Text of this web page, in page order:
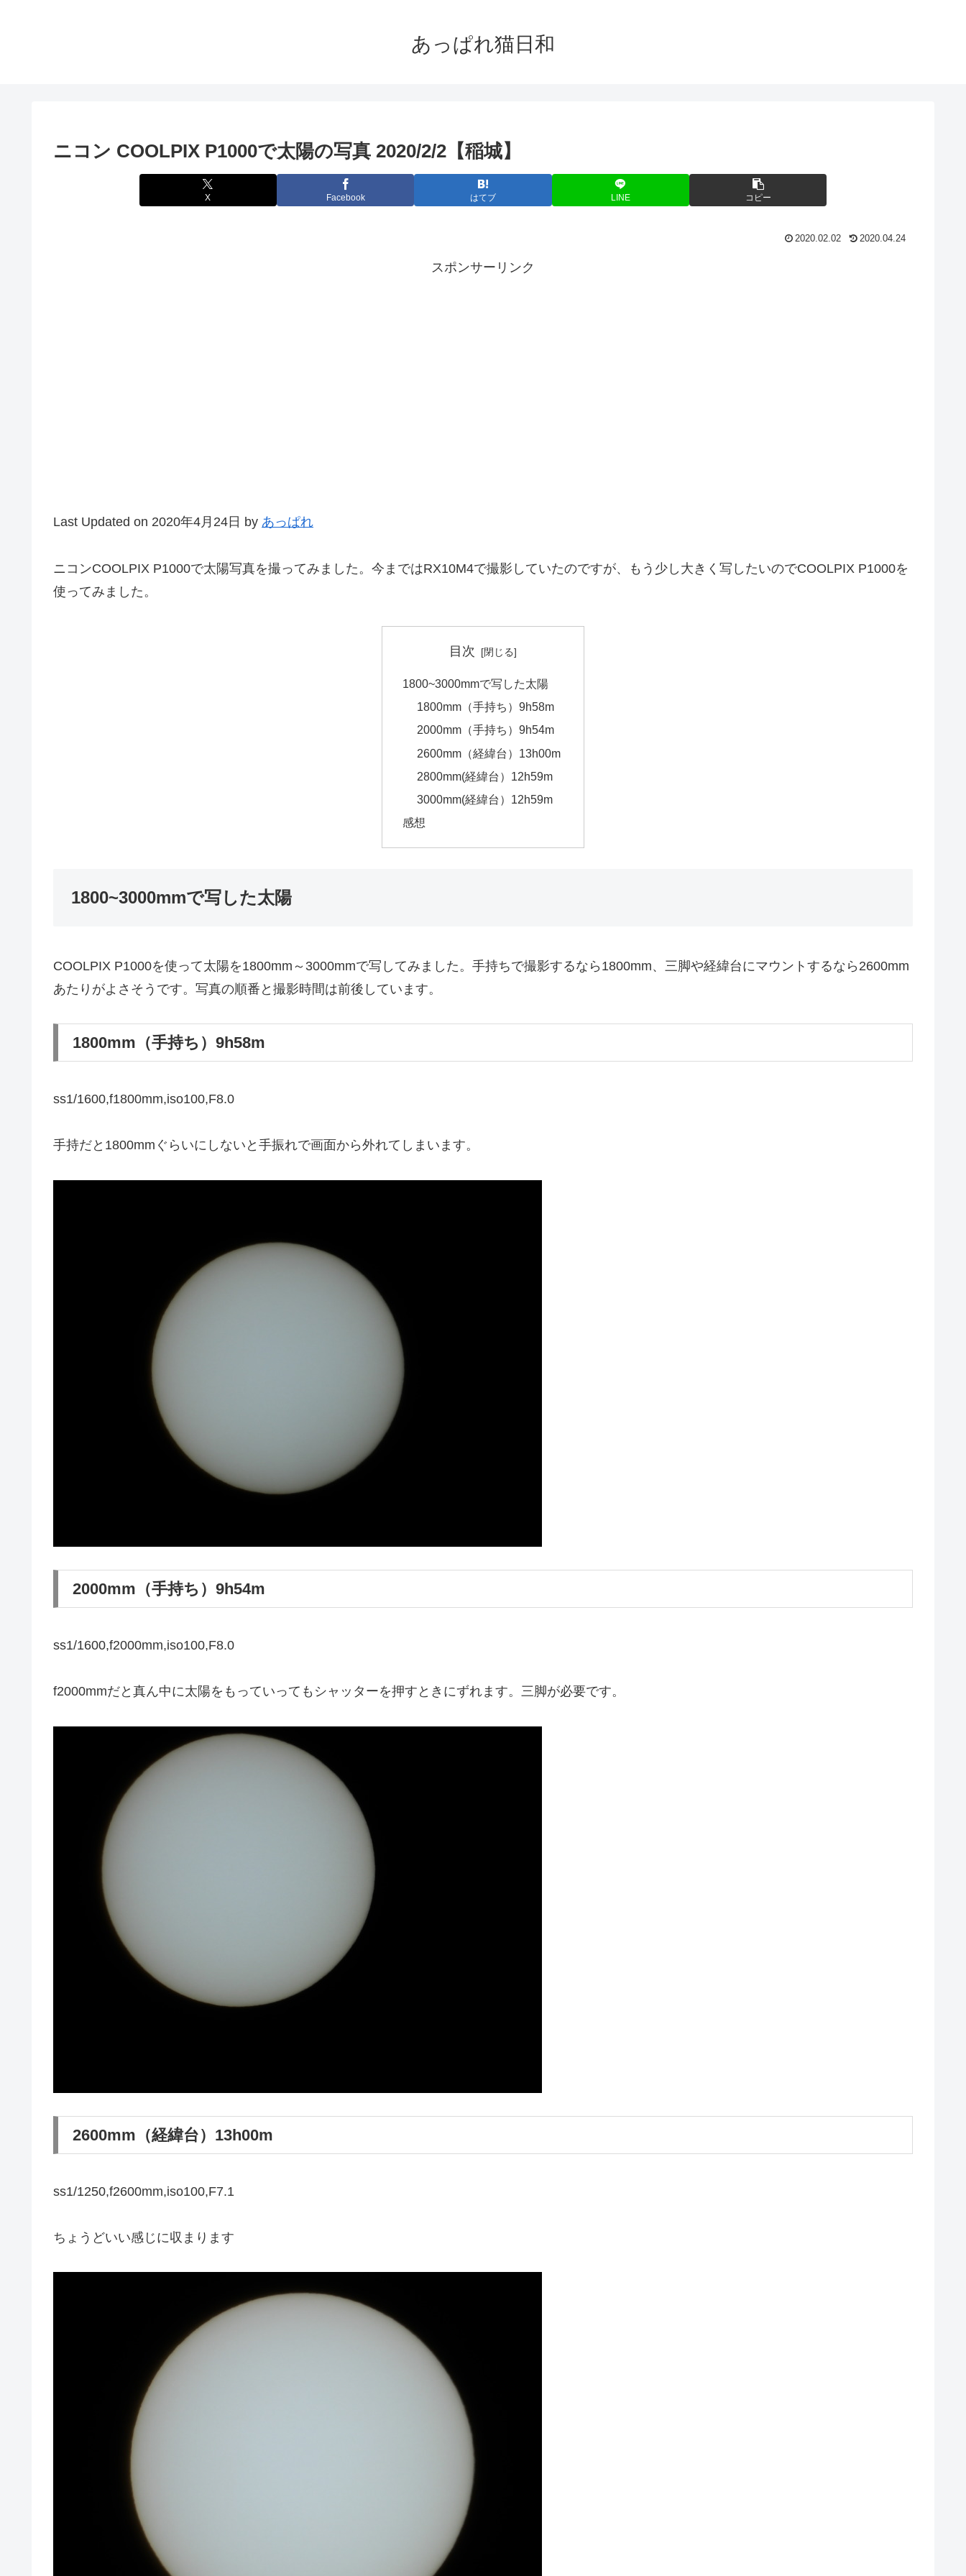
あっぱれ猫日和
ニコン COOLPIX P1000で太陽の写真 2020/2/2【稲城】
X Facebook はてブ LINE コピー
2020.02.02 2020.04.24
スポンサーリンク
Last Updated on 2020年4月24日 by あっぱれ
ニコンCOOLPIX P1000で太陽写真を撮ってみました。今まではRX10M4で撮影していたのですが、もう少し大きく写したいのでCOOLPIX P1000を
使ってみました。
目次
1800~3000mmで写した太陽
1800mm（手持ち）9h58m
2000mm（手持ち）9h54m
2600mm（経緯台）13h00m
2800mm(経緯台）12h59m
3000mm(経緯台）12h59m
感想
1800~3000mmで写した太陽
COOLPIX P1000を使って太陽を1800mm～3000mmで写してみました。手持ちで撮影するなら1800mm、三脚や経緯台にマウントするなら2600mm
あたりがよさそうです。写真の順番と撮影時間は前後しています。
1800mm（手持ち）9h58m
ss1/1600,f1800mm,iso100,F8.0
手持だと1800mmぐらいにしないと手振れで画面から外れてしまいます。
2000mm（手持ち）9h54m
ss1/1600,f2000mm,iso100,F8.0
f2000mmだと真ん中に太陽をもっていってもシャッターを押すときにずれます。三脚が必要です。
2600mm（経緯台）13h00m
ss1/1250,f2600mm,iso100,F7.1
ちょうどいい感じに収まります